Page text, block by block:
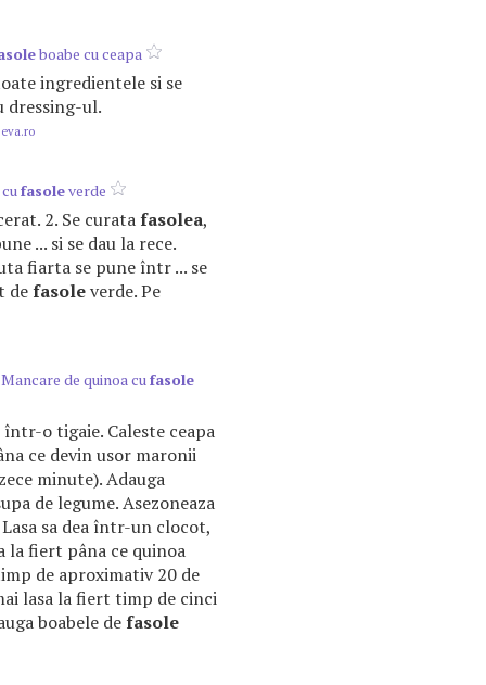
boabe cu ceapa
ingredientele si se
dressing-ul.
fasoleverde
2. Se curatafasolea,
... si se dau la rece.
fiarta se pune într ... se
defasoleverde. Pe
de quinoa cufasole
o tigaie. Caleste ceapa
ce devin usor maronii
minute). Adauga
de legume. Asezoneaza
sa dea într-un clocot,
la fiert pâna ce quinoa
de aproximativ 20 de
lasa la fiert timp de cinci
boabele defasole